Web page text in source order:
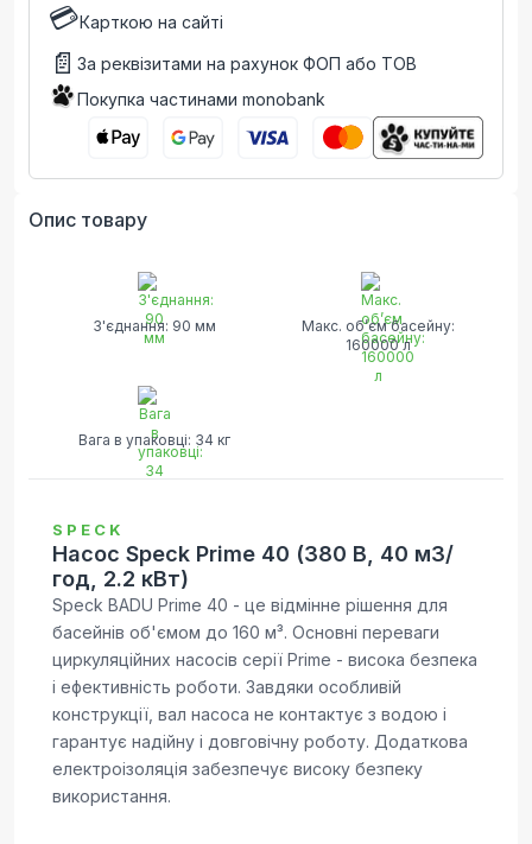
💳Карткою на сайті
📄 За реквізитами на рахунок ФОП або ТОВ
Покупка частинами monobank
Опис товару
З'єднання: 90 мм
Макс. об’єм басейну:
160000 л
Вага в упаковці: 34 кг
SPECK
Насос Speck Prime 40 (380 В, 40 м3/
год, 2.2 кВт)
Speck BADU Prime 40 - це відмінне рішення для
басейнів об'ємом до 160 м³. Основні переваги
циркуляційних насосів серії Prime - висока безпека
і ефективність роботи. Завдяки особливій
конструкції, вал насоса не контактує з водою і
гарантує надійну і довговічну роботу. Додаткова
електроізоляція забезпечує високу безпеку
використання.